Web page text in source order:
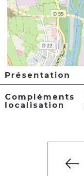
Présentation
Compléments
localisation